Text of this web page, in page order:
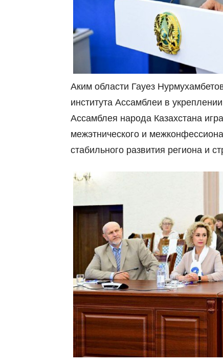
Аким области Гауез
института Ассамблеи в
Ассамблея народа Казахстана
межэтнического и
стабильного развития региона и